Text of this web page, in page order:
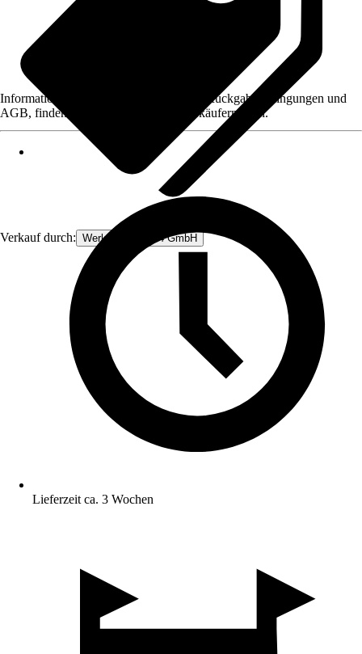
Verkauf durch: Werkzeugstore24 GmbH
Informationen des Verkäufers, wie z. B. Rückgabebedingungen und
AGB, finden Sie bei Klick auf den Verkäufernamen.
Lieferzeit ca. 3 Wochen